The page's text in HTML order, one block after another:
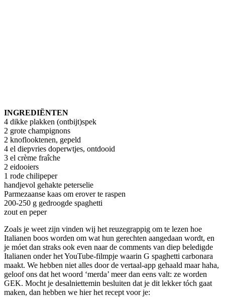
INGREDIËNTEN
4 dikke plakken (ontbijt)spek
2 grote champignons
2 knoflooktenen, gepeld
4 el diepvries doperwtjes, ontdooid
3 el crème fraîche
2 eidooiers
1 rode chilipeper
handjevol gehakte peterselie
Parmezaanse kaas om erover te raspen
200-250 g gedroogde spaghetti
zout en peper
Zoals je weet zijn vinden wij het reuzegrappig om te lezen hoe
Italianen boos worden om wat hun gerechten aangedaan wordt, en
je móet dan straks ook even naar de comments van diep beledigde
Italianen onder het YouTube-filmpje waarin G spaghetti carbonara
maakt. We hebben niet alles door de vertaal-app gehaald maar haha,
geloof ons dat het woord ‘merda’ meer dan eens valt: ze worden
GEK. Mocht je desalniettemin besluiten dat je dit lekker tóch gaat
maken, dan hebben we hier het recept voor je: